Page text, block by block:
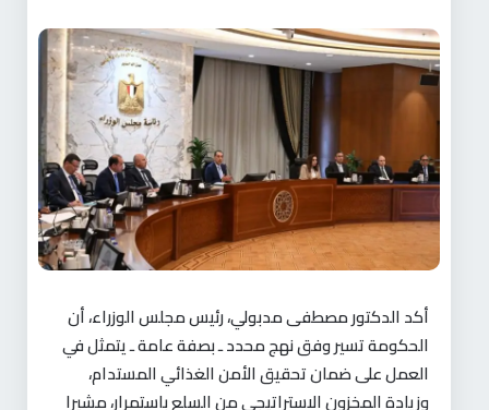
أكد الدكتور مصطفى مدبولي، رئيس مجلس الوزراء، أن
الحكومة تسير وفق نهج محدد ـ بصفة عامة ـ يتمثل في
العمل على ضمان تحقيق الأمن الغذائي المستدام،
وزيادة المخزون الاستراتيجي من السلع باستمرار، مشيرا